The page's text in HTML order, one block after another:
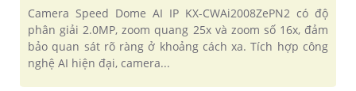
Camera Speed Dome AI IP KX-CWAi2008ZePN2 có độ
phân giải 2.0MP, zoom quang 25x và zoom số 16x, đảm
bảo quan sát rõ ràng ở khoảng cách xa. Tích hợp công
nghệ AI hiện đại, camera...